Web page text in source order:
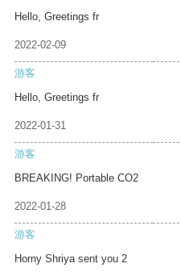
Hello, Greetings fr
2022-02-09
游客
Hello, Greetings fr
2022-01-31
游客
BREAKING! Portable CO2
2022-01-28
游客
Horny Shriya sent you 2